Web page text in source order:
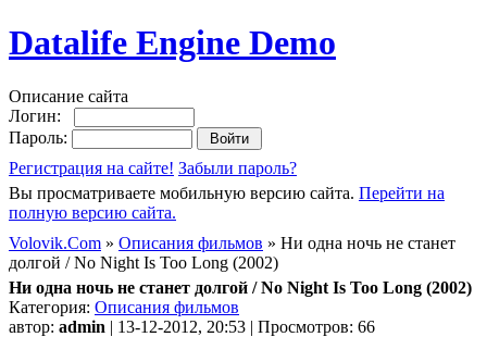
Datalife Engine Demo
Описание сайта
Логин:
Пароль:
Регистрация на сайте! Забыли пароль?
Вы просматриваете мобильную версию сайта. Перейти на
полную версию сайта.
Volovik.Com » Описания фильмов » Ни одна ночь не станет
долгой / No Night Is Too Long (2002)
Ни одна ночь не станет долгой / No Night Is Too Long (2002)
Категория: Описания фильмов
автор: admin | 13-12-2012, 20:53 | Просмотров: 66